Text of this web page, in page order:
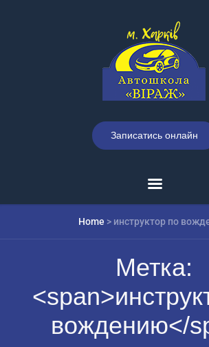
Записатись онлайн
Home > инструктор по
Метка:
вождению</